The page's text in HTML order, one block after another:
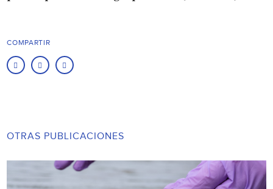
COMPARTIR
OTRAS PUBLICACIONES